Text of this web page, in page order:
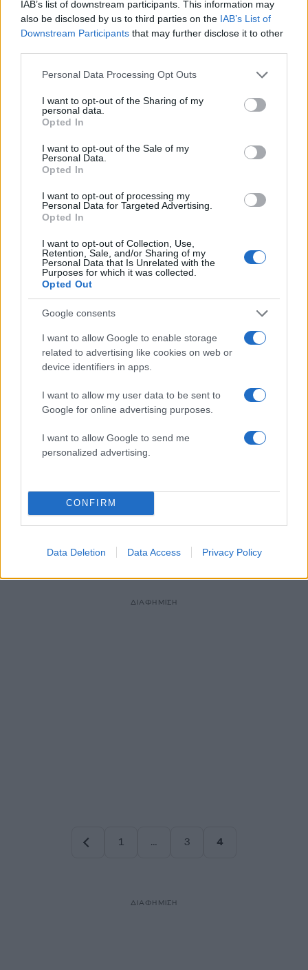
IAB’s list of downstream participants. This information may
also be disclosed by us to third parties on the IAB’s List of
Downstream Participants that may further disclose it to other
Please note that this website/app uses one or more Google
not limited to your visit or usage behaviour. You may click to
grant or deny consent to Google and its third-party tags to
use your data for below specified purposes in below Google
consent section.
Personal Data Processing Opt Outs
I want to opt-out of the Sharing of my
personal data.
Opted In
I want to opt-out of the Sale of my
Personal Data.
Opted In
I want to opt-out of processing my
Personal Data for Targeted Advertising.
Opted In
I want to opt-out of Collection, Use,
Retention, Sale, and/or Sharing of my
Personal Data that Is Unrelated with the
Purposes for which it was collected.
Opted Out
Google consents
I want to allow Google to enable storage
related to advertising like cookies on web or
device identifiers in apps.
I want to allow my user data to be sent to
Google for online advertising purposes.
I want to allow Google to send me
personalized advertising.
CONFIRM
Data Deletion Data Access Privacy Policy
Έφτιαξε “διαστημικά μακαρόν” για τα
γενέθλια του αστροναύτη Τομά Πεσκέ
20:00 04.02.17
Οι εγκέφαλοι των αστροναυτών αλλάζουν
σχήμα!
30.01.17
Ορατός με γυμνό μάτι
το απόγευμα ο
Σταθμός! [pics]
πρώτος Αμερικανός
γύρω από τη Γη
ΔΙΑΦΗΜΙΣΗ
1
…
3
4
ΔΙΑΦΗΜΙΣΗ